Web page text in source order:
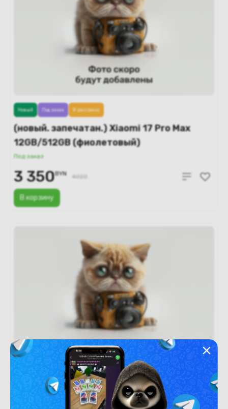
(новый. запечатан.) Xiaomi 17 Pro Max
12GB/512GB (фиолетовый)
Под заказ
В корзину
Новый Под заказ В рассрочку
3 350BYN 4020
(новый. запечатан.) Xiaomi 17 Pro Max
Новый Под заказ В рассрочку